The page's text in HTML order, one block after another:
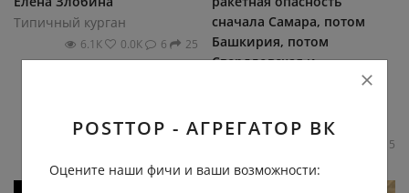
Типичный курган
6.1К 0.0К 6 25
сначала Самара, потом
Башкирия, потом
Свердловская и
Типичный курган
115
POSTTOP - АГРЕГАТОР ВК
Оцените наши фичи и ваши возможности: